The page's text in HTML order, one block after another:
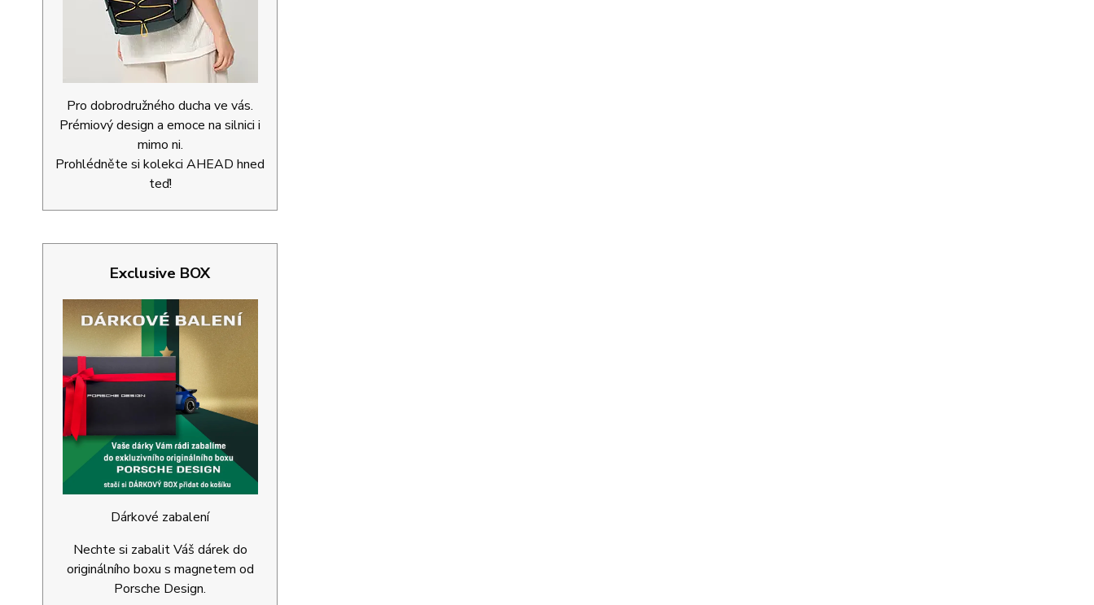
Pro dobrodružného ducha ve vás.
Prémiový design a emoce na silnici i
mimo ni.
Prohlédněte si kolekci AHEAD hned
teď!
Exclusive BOX
Dárkové zabalení
Nechte si zabalit Váš dárek do
originálního boxu s magnetem od
Porsche Design.